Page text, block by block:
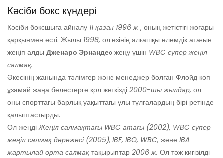
Кәсіби бокс күндері
Кәсіби боксшыға айналу 11 қазан 1996 ж , оның жетістігі жоғары
қарқынмен өсті. Жылы 1998, ол өзінің алғашқы әлемдік атағын
жеңіп алды Дженаро Эрнандес жеңу үшін WBC супер жеңіл
салмақ.
Әкесінің жанында тәлімгер және менеджер болған Флойд көп
ұзамай жаңа белестерге қол жеткізді 2000-шы жылдар, ол
оны спорттағы барлық уақыттағы ұлы тұлғалардың бірі ретінде
қалыптастырды.
Ол жеңдіЖеңіл салмақтағы WBC атағы (2002), WBC супер
жеңіл салмақ дәрежесі (2005), IBF, IBO, WBC, және IBA
жартылай орта салмақ тақырыптар 2006 ж. Ол тәж кигізілді